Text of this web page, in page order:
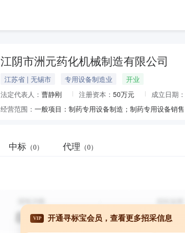
江阴市洲元药化机械制造有限公司
江苏省 | 无锡市 专用设备制造业
开业
法定代表人： 曹静刚 注册资本： 50万元 成立日期：
经营范围：
中标 （0） 代理 （0）
VIP 开通寻标宝会员，查看更多招采信息